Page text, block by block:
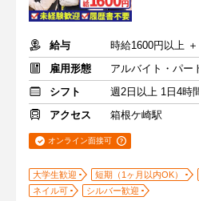
給与
時給1600円以上
雇用形態
アルバイト・パー
シフト
週2日以上 1日4時
アクセス
箱根ケ崎駅
オンライン面接可
大学生歓迎 短期（1ヶ月以内OK）
ネイル可
シルバー歓迎